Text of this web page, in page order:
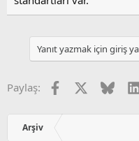
h
i
Yanıt yazmak için giriş
Paylaş: Facebook
Arşiv